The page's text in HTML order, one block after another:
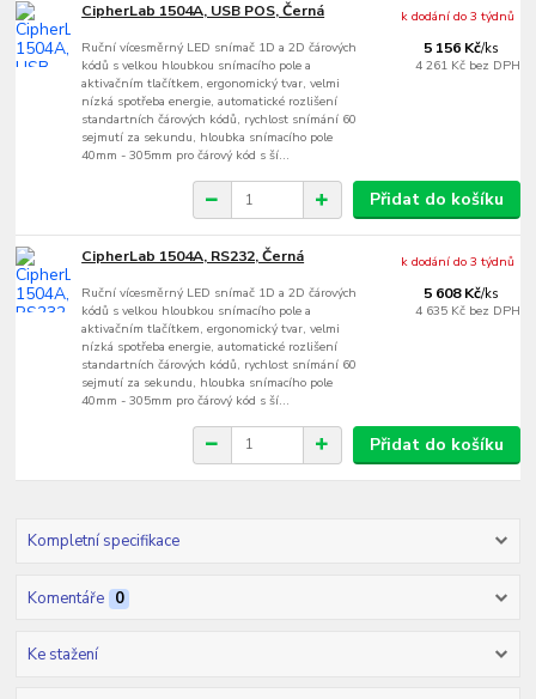
CipherLab 1504A, USB POS, Černá
Ruční vícesměrný LED snímač 1D a 2D čárových
kódů s velkou hloubkou snímacího pole a
aktivačním tlačítkem, ergonomický tvar, velmi
nízká spotřeba energie, automatické rozlišení
standartních čárových kódů, rychlost snímání 60
sejmutí za sekundu, hloubka snímacího pole
40mm - 305mm pro čárový kód s ší...
5 156 Kč/ks
4 261 Kč bez DPH
k dodání do 3 týdnů
Přidat do košíku
CipherLab 1504A, RS232, Černá
Ruční vícesměrný LED snímač 1D a 2D čárových
kódů s velkou hloubkou snímacího pole a
aktivačním tlačítkem, ergonomický tvar, velmi
nízká spotřeba energie, automatické rozlišení
standartních čárových kódů, rychlost snímání 60
sejmutí za sekundu, hloubka snímacího pole
40mm - 305mm pro čárový kód s ší...
5 608 Kč/ks
4 635 Kč bez DPH
k dodání do 3 týdnů
Přidat do košíku
Kompletní specifikace
Komentáře 0
Ke stažení